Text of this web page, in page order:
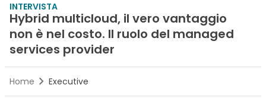
INTERVISTA
Hybrid multicloud, il vero vantaggio
non è nel costo. Il ruolo del managed
services provider
Home Executive